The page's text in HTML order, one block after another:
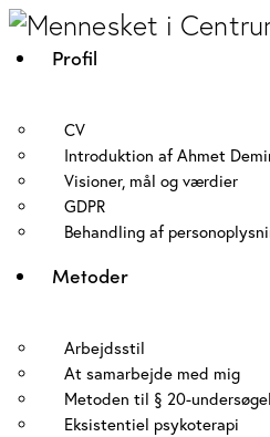
Profil
CV
Introduktion af Ahmet
Visioner, mål og værdier
GDPR
Behandling af
Metoder
Arbejdsstil
At samarbejde med mig
Metoden til § 20-
Eksistentiel psykoterapi